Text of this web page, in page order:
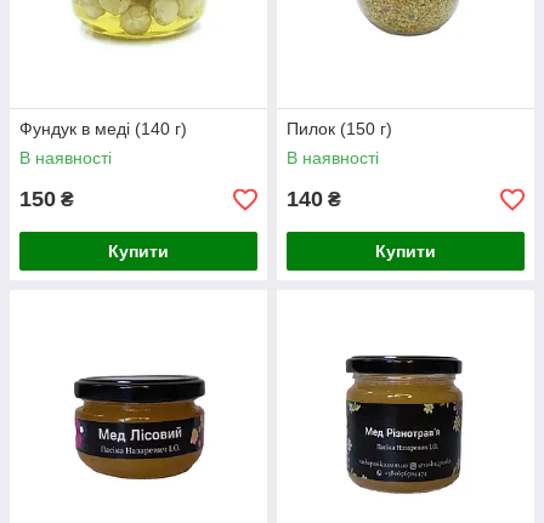
Фундук в меді (140 г)
В наявності
150 ₴
Купити
Пилок (150 г)
В наявності
140 ₴
Купити